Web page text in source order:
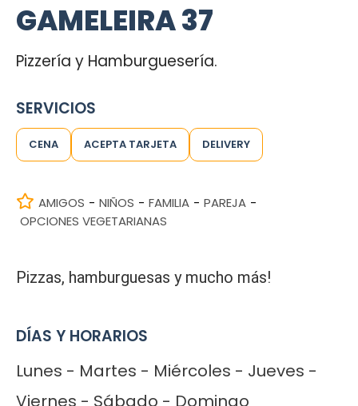
GAMELEIRA 37
Pizzería y Hamburguesería.
SERVICIOS
CENA ACEPTA TARJETA DELIVERY
AMIGOS - NIÑOS - FAMILIA - PAREJA -
OPCIONES VEGETARIANAS
Pizzas, hamburguesas y mucho más!
DÍAS Y HORARIOS
Lunes - Martes - Miércoles - Jueves -
Viernes - Sábado - Domingo